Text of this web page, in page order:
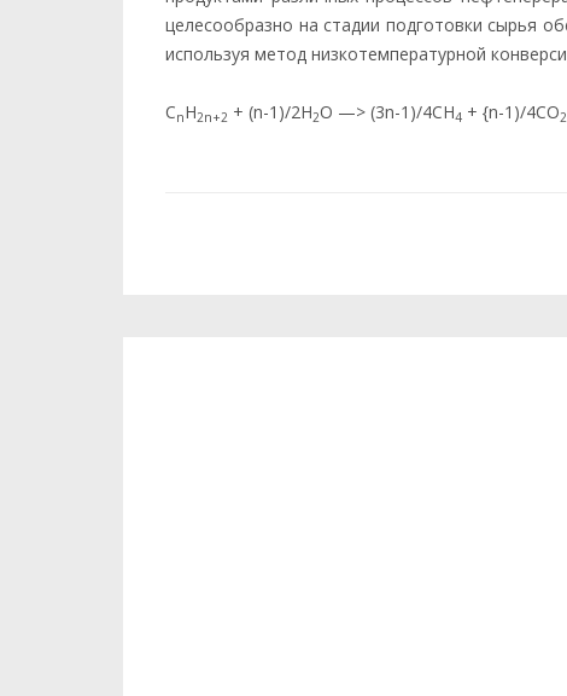
целесообразно на стадии подготовки сырья
используя метод низкотемпературной
СnН2n+2 + (n-1)/2H2О —> (3n-1)/4СH4 + {n-1)/4СО2